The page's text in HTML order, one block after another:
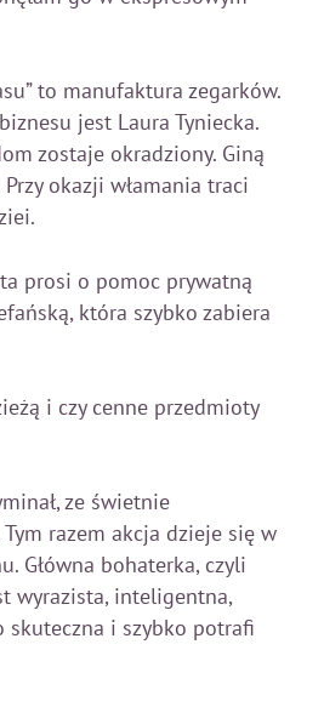
to manufaktura zegarków.
jest Laura Tyniecka.
zostaje okradziony. Giną
okazji włamania traci
prosi o pomoc prywatną
która szybko zabiera
i czy cenne przedmioty
ze świetnie
razem akcja dzieje się w
Główna bohaterka, czyli
wyrazista, inteligentna,
skuteczna i szybko potrafi